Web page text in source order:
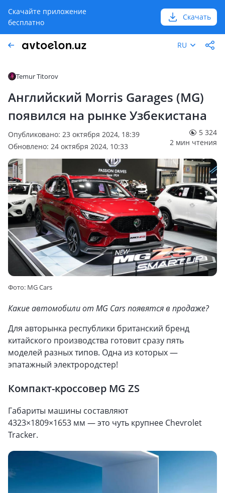
Скачайте приложение
бесплатно
Скачать
RU
Temur Titorov
Английский Morris Garages (MG)
появился на рынке Узбекистана
Опубликовано: 23 октября 2024, 18:39
Обновлено: 24 октября 2024, 10:33
5 324
2 мин чтения
Фото: MG Cars
Какие автомобили от MG Cars появятся в продаже?
Для авторынка республики британский бренд
китайского производства готовит сразу пять
моделей разных типов. Одна из которых —
эпатажный электрородстер!
Компакт-кроссовер MG ZS
Габариты машины составляют
4323×1809×1653 мм — это чуть крупнее Chevrolet
Tracker.